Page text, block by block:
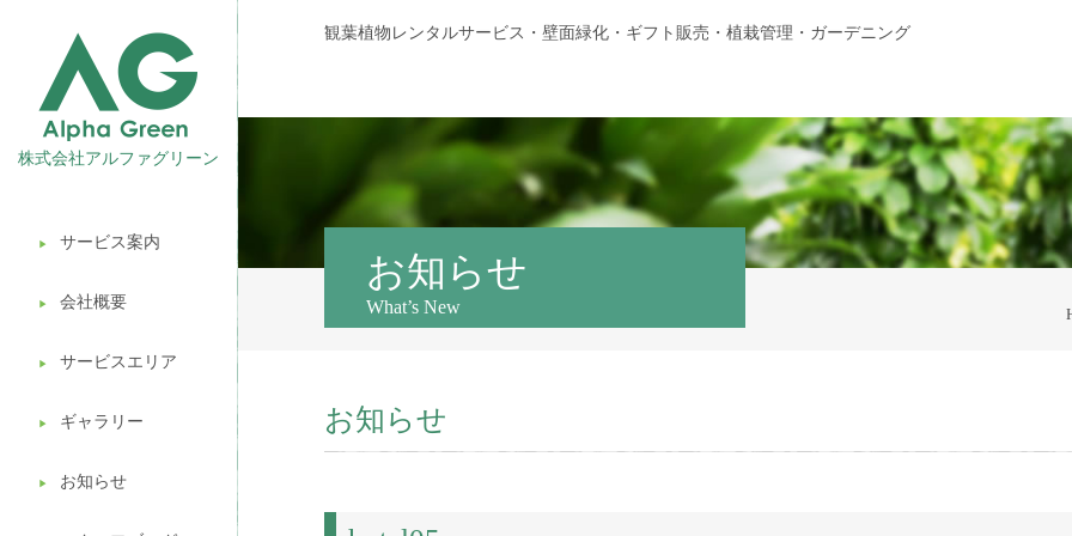
株式会社アルファグリーン
▶︎ サービス案内
▶︎ 会社概要
▶︎ サービスエリア
▶︎ ギャラリー
▶︎ お知らせ
観葉植物レンタル
壁面緑化
ギフト販売
造園ガーデニング
植木処分
観葉植物レンタルサービス・壁面緑化・ギフト販売・植栽管理・ガーデニング
お知らせ
What’s New
お知らせ